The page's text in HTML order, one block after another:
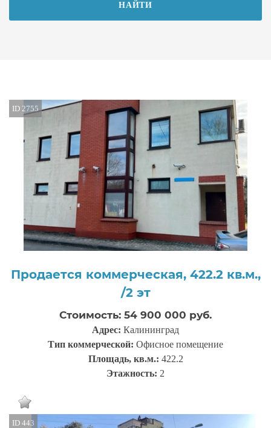
НАЙТИ
ID 2755
Продается коммерческая, 422.2 кв.м.,
/2 эт
Стоимость: 54 900 000 руб.
Адрес: Калининград
Тип коммерческой: Офисное помещение
Площадь, кв.м.: 422.2
Этажность: 2
ID 443